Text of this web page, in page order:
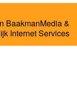
BaakmanMedia&
Internet Services